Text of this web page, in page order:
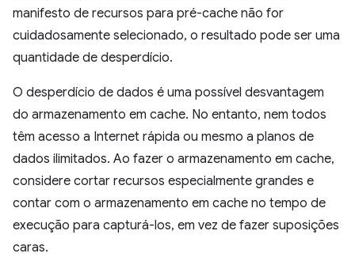
manifesto de recursos para pré-cache não for
cuidadosamente selecionado, o resultado pode ser uma
quantidade de desperdício.
O desperdício de dados é uma possível desvantagem
do armazenamento em cache. No entanto, nem todos
têm acesso a Internet rápida ou mesmo a planos de
dados ilimitados. Ao fazer o armazenamento em cache,
considere cortar recursos especialmente grandes e
contar com o armazenamento em cache no tempo de
execução para capturá-los, em vez de fazer suposições
caras.